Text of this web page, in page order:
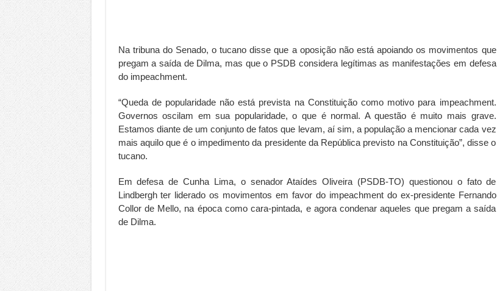
Na tribuna do Senado, o tucano disse que a oposição não está apoiando os movimentos que
pregam a saída de Dilma, mas que o PSDB considera legítimas as manifestações em defesa
do impeachment.
“Queda de popularidade não está prevista na Constituição como motivo para impeachment.
Governos oscilam em sua popularidade, o que é normal. A questão é muito mais grave.
Estamos diante de um conjunto de fatos que levam, aí sim, a população a mencionar cada vez
mais aquilo que é o impedimento da presidente da República previsto na Constituição”, disse o
tucano.
Em defesa de Cunha Lima, o senador Ataídes Oliveira (PSDB-TO) questionou o fato de
Lindbergh ter liderado os movimentos em favor do impeachment do ex-presidente Fernando
Collor de Mello, na época como cara-pintada, e agora condenar aqueles que pregam a saída
de Dilma.